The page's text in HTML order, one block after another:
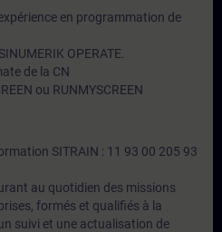
en programmation de
OPERATE.
de la CN
ou RUNMYSCREEN
SITRAIN : 11 93 00 205 93
au quotidien des missions
formés et qualifiés à la
suivi et une actualisation de